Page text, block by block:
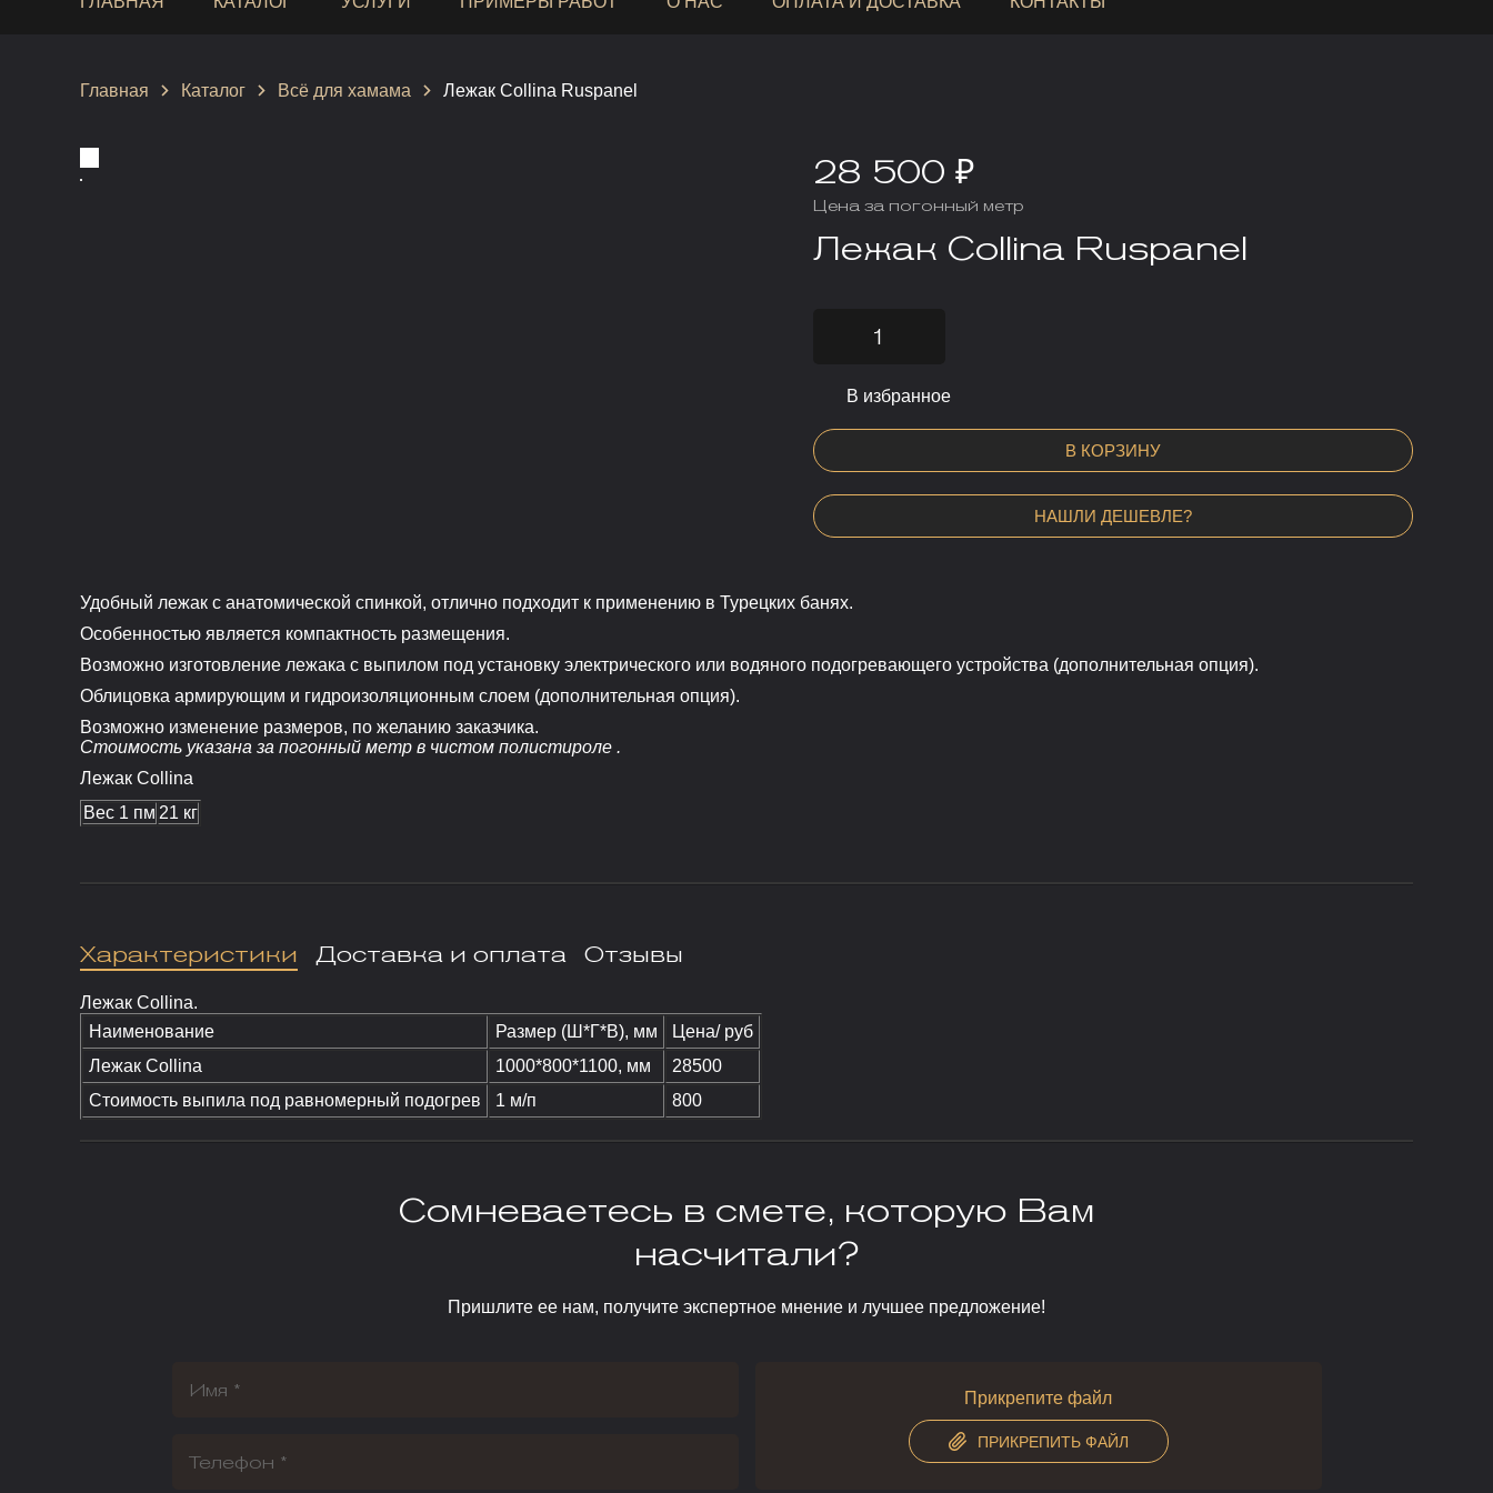
Главная Каталог Всё для хамама Лежак Collina Ruspanel
28 500 ₽
Цена за погонный метр
Лежак Collina Ruspanel
В избранное
В КОРЗИНУ
НАШЛИ ДЕШЕВЛЕ?
Удобный лежак с анатомической спинкой, отлично подходит к применению в Турецких банях.
Особенностью является компактность размещения.
Возможно изготовление лежака с выпилом под установку электрического или водяного подогревающего устройства (дополнительная опция).
Облицовка армирующим и гидроизоляционным слоем (дополнительная опция).
Возможно изменение размеров, по желанию заказчика.
Стоимость указана за погонный метр в чистом полистироле .
Лежак Collina
Вес 1 пм 21 кг
Характеристики Доставка и оплата Отзывы
Лежак Collina.
Наименование
Размер (Ш*Г*В), мм
Цена/ руб
Лежак Collina
1000*800*1100, мм
28500
Стоимость выпила под равномерный подогрев
1 м/п 800
Сомневаетесь в смете, которую Вам
насчитали?
Пришлите ее нам, получите экспертное мнение и лучшее предложение!
Прикрепите файл
ПРИКРЕПИТЬ ФАЙЛ